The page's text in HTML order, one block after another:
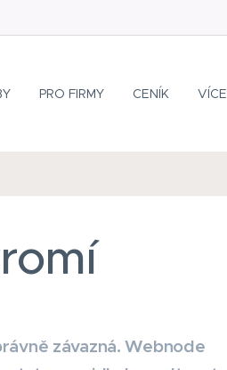
PRO FIRMY CENÍK VÍCE
závazná. Webnode